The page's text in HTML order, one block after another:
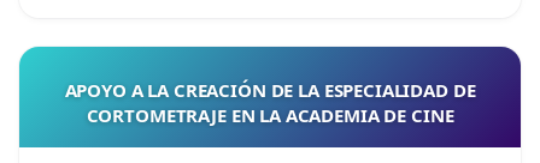
APOYO A LA CREACIÓN DE LA ESPECIALIDAD DE
CORTOMETRAJE EN LA ACADEMIA DE CINE